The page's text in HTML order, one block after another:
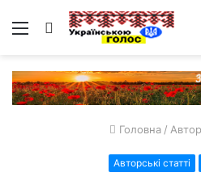
Меню Пошук
Головна /
Авторські статті